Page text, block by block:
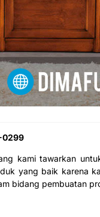
0299
kami tawarkan
yang baik karena
bidang pembuatan